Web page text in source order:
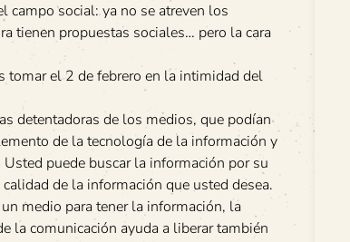
campo social: ya no se atreven los
tienen propuestas sociales… pero la cara
tomar el 2 de febrero en la intimidad del
detentadoras de los medios, que podían
de la tecnología de la información y
puede buscar la información por su
de la información que usted desea.
medio para tener la información, la
la comunicación ayuda a liberar también